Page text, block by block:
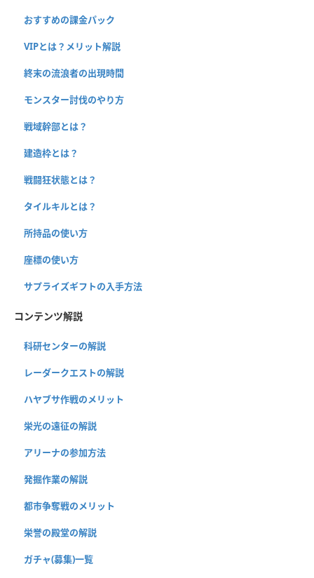
おすすめの課金パック
VIPとは？メリット解説
終末の流浪者の出現時間
モンスター討伐のやり方
戦域幹部とは？
建造枠とは？
戦闘狂状態とは？
タイルキルとは？
所持品の使い方
座標の使い方
サプライズギフトの入手方法
コンテンツ解説
科研センターの解説
レーダークエストの解説
ハヤブサ作戦のメリット
栄光の遠征の解説
アリーナの参加方法
発掘作業の解説
都市争奪戦のメリット
栄誉の殿堂の解説
ガチャ(募集)一覧